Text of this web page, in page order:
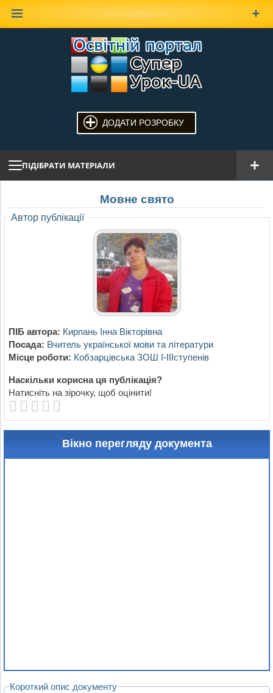
ДОДАТИ РОЗРОБКУ
ПІДІБРАТИ МАТЕРІАЛИ
Мовне свято
Автор публікації
ПІБ автора: Кирпань Інна Вікторівна
Посада: Вчитель української мови та літератури
Місце роботи: Кобзарцівська ЗОШ І-ІІІступенів
Наскільки корисна ця публікація?
Натисніть на зірочку, щоб оцінити!
Вікно перегляду документа
Короткий опис документу